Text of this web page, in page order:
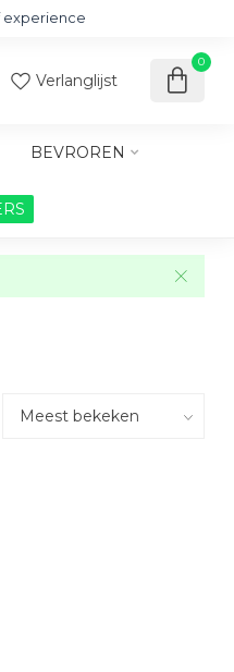
experience
Verlanglijst
0
BEVROREN